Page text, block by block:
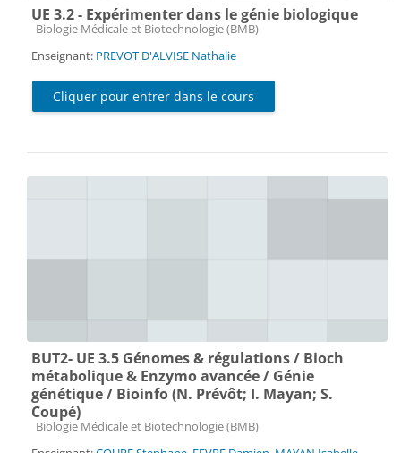
UE 3.2 - Expérimenter dans le génie biologique
Catégorie de cours
Biologie Médicale et Biotechnologie (BMB)
Enseignant: PREVOT D'ALVISE Nathalie
Cliquer pour entrer dans le cours
BUT2- UE 3.5 Génomes & régulations / Bioch
métabolique & Enzymo avancée / Génie
génétique / Bioinfo (N. Prévôt; I. Mayan; S.
Coupé)
Catégorie de cours
Biologie Médicale et Biotechnologie (BMB)